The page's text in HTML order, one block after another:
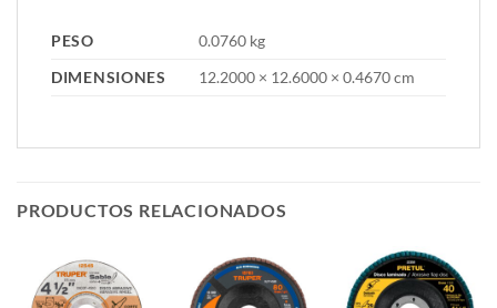
PESO
0.0760 kg
DIMENSIONES
12.2000 × 12.6000 × 0.4670 cm
PRODUCTOS RELACIONADOS